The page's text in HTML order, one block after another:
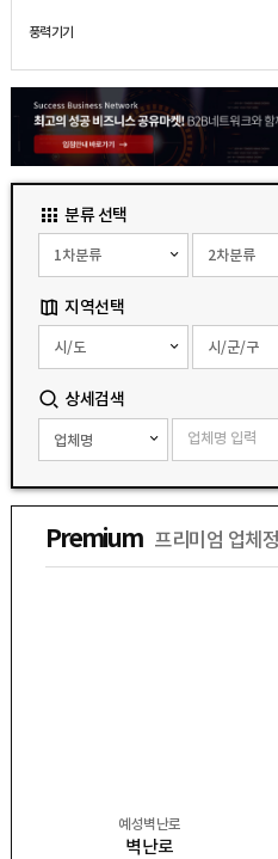
풍력기기
분류 선택
지역선택
상세검색
Premium 프리미엄 업체
예성벽난로
벽난로